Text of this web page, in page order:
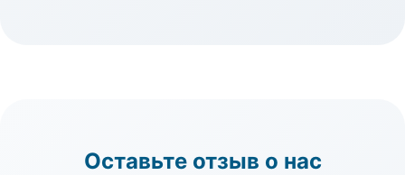
Оставьте отзыв о нас